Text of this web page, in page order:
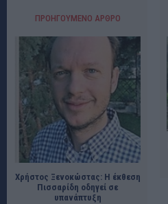
ΠΡΟΗΓΟΎΜΕΝΟ ΆΡΘΡΟ
Χρήστος Ξενοκώστας: Η έκθεση
Πισσαρίδη οδηγεί σε
υπανάπτυξη